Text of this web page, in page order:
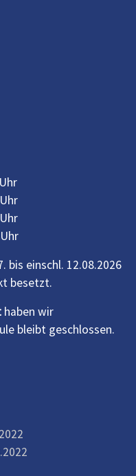
bis einschl. 12.08.2026
besetzt.
haben wir
bleibt geschlossen.